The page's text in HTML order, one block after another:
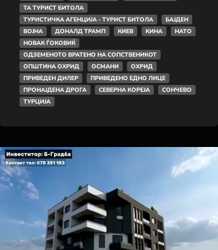
ТА ТУРИСТ БИТОЛА
ТУРИСТИЧКА АГЕНЦИЈА - ТУРИСТ БИТОЛА
БАЈДЕН
ВОЈНА
ДОНАЛД ТРАМП КИЕВ КИНА
НАТО
НОВАК ЃОКОВИЌ
ОДЗЕМЕНОТО ВРАТЕНО НА СОПСТВЕНИКОТ
ОПШТИНА ОХРИД
ОСМАНИ
ОХРИД
ПРИВЕДЕН ДИЛЕР
ПРИВЕДЕНО ЕДНО ЛИЦЕ
ПРОНАЈДЕНА ДРОГА
СЕВЕРНА КОРЕЈА
СОНЧЕВО
ТУРЦИЈА